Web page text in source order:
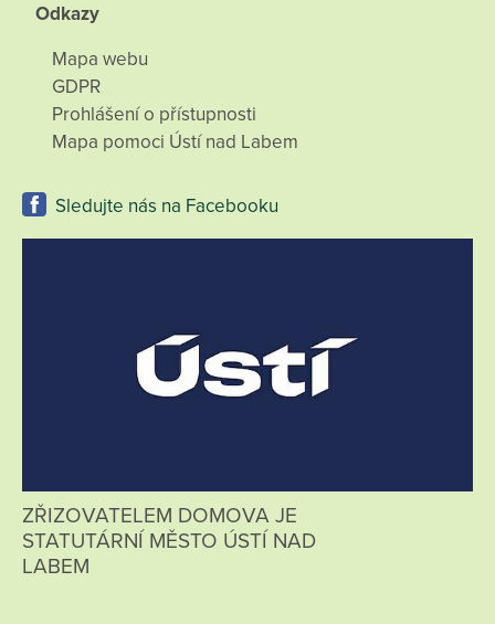
Odkazy
Mapa webu
GDPR
Prohlášení o přístupnosti
Mapa pomoci Ústí nad Labem
Sledujte nás na Facebooku
ZŘIZOVATELEM DOMOVA JE
STATUTÁRNÍ MĚSTO ÚSTÍ NAD
LABEM